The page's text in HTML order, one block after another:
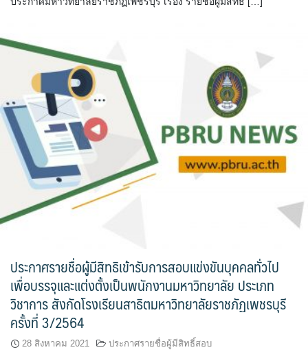
ประกาศรายชื่อผู้มีสิทธิเข้ารับการสอบแข่งขันบุคคลทั่วไป
เพื่อบรรจุและแต่งตั้งเป็นพนักงานมหาวิทยาลัย ประเภท
วิชาการ สังกัดโรงเรียนสาธิตมหาวิทยาลัยราชภัฏเพชรบุรี
ครั้งที่ 3/2564
28 สิงหาคม 2021 ประกาศรายชื่อผู้มีสิทธิ์สอบ